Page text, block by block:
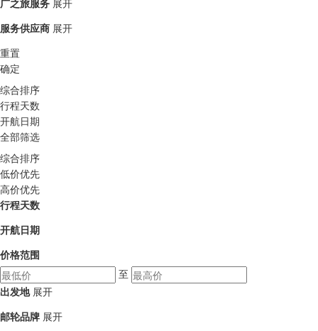
服务供应商 展开
重置
确定
综合排序
行程天数
开航日期
全部筛选
综合排序
低价优先
高价优先
行程天数
开航日期
价格范围
至
出发地 展开
邮轮品牌 展开